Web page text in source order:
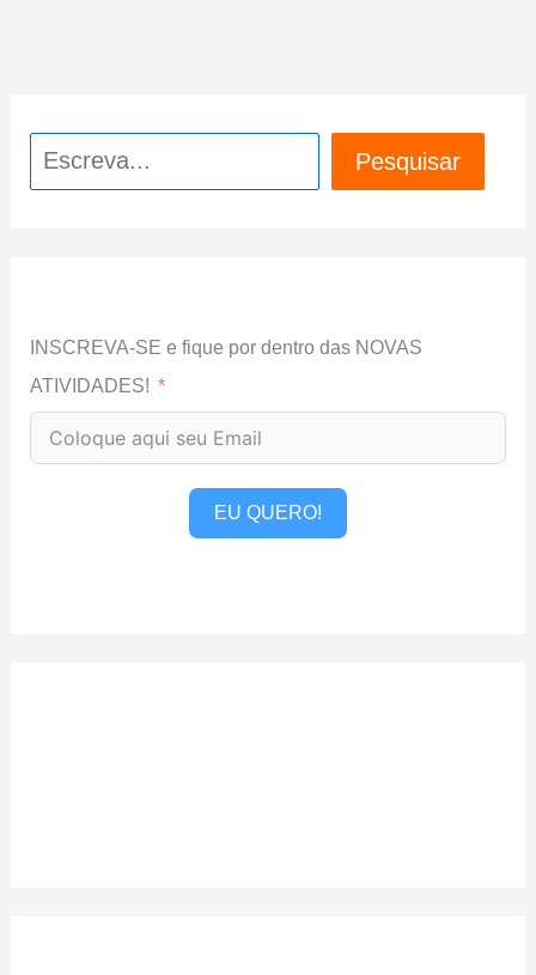
Pesquisar Pesquisar
INSCREVA-SE e fique por dentro das NOVAS
ATIVIDADES!
EU QUERO!